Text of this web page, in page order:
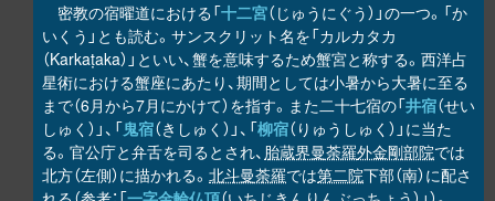
密教の宿曜道における「十二宮（じゅうにぐう）」の一つ。「か
いくう」とも読む。サンスクリット名を「カルカタカ
（Karkaṭaka）」といい、蟹を意味するため蟹宮と称する。西洋占
星術における蟹座にあたり、期間としては小暑から大暑に至る
まで（6月から7月にかけて）を指す。また二十七宿の「井宿（せい
しゅく）」、「鬼宿（きしゅく）」、「柳宿（りゅうしゅく）」に当た
る。官公庁と弁舌を司るとされ、 胎蔵界曼荼羅外金剛部院では
北方（左側）に描かれる。 北斗曼荼羅では第二院下部（南）に配さ